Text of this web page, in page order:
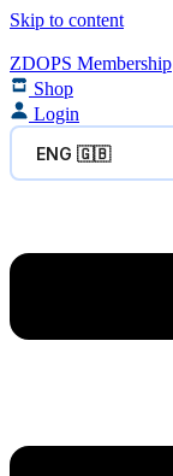
Skip to content
ZDOPS Membership
Shop
Login
ENG 🇬🇧